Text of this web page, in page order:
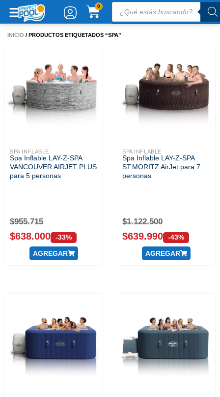
0
CARRITO
productos
INICIO / PRODUCTOS ETIQUETADOS “SPA”
SPA INFLABLE
Spa Inflable LAY-Z-SPA
VANCOUVER AIRJET PLUS
para 5 personas
$955.715
$638.000 -33%
AGREGAR
SPA INFLABLE
Spa Inflable LAY-Z-SPA
ST.MORITZ AirJet para 7
personas
$1.122.500
$639.990 -43%
AGREGAR